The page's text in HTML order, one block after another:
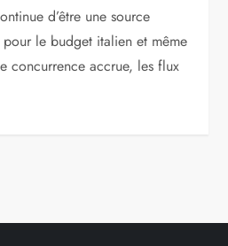
d’être une source
le budget italien et même
concurrence accrue, les flux